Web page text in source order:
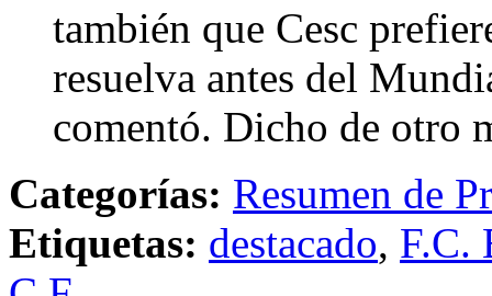
también que Cesc
resuelva antes del
comentó. Dicho de otro
Categorías: Resumen de
Etiquetas: destacado, F.C.